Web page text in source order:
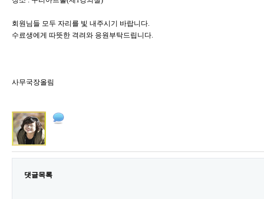
회원님들 모두 자리를 빛 내주시기 바랍니다.
수료생에게 따뜻한 격려와 응원부탁드립니다.
사무국장올림
댓글목록